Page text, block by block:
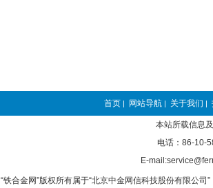
首页 | 网站导航 | 关于我们 |
本站所载信息
电话：86-10-
E-
“铁合金网”版权所有属于“北京中金网信科技股份有限公司